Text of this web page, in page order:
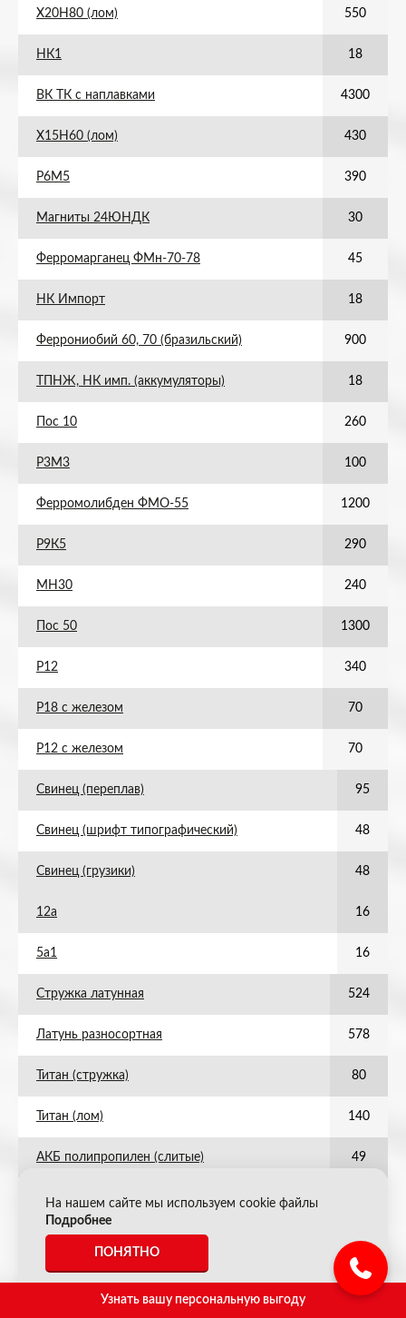
Х20Н80 (лом) 550
НК1 18
ВК ТК с наплавками 4300
Х15Н60 (лом) 430
Р6М5 390
Магниты 24ЮНДК 30
Ферромарганец ФМн-70-78 45
НК Импорт 18
Феррониобий 60, 70 (бразильский) 900
ТПНЖ, НК имп. (аккумуляторы) 18
Пос 10 260
Р3М3 100
Ферромолибден ФМО-55 1200
Р9К5 290
МН30 240
Пос 50 1300
Р12 340
Р18 с железом 70
Р12 с железом 70
Свинец (переплав) 95
Свинец (шрифт типографический) 48
Свинец (грузики) 48
12а 16
5а1 16
Стружка латунная 524
Латунь разносортная 578
Титан (стружка) 80
Титан (лом) 140
АКБ полипропилен (слитые) 49
Радиаторы латунные
Цинк шлак 40
Стружка алюминиевая 105
На нашем сайте мы используем cookie файлы
Подробнее
ПОНЯТНО
Узнать вашу персональную выгоду